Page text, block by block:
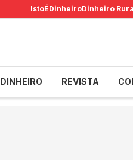
IstoÉDinheiroDinheiro
DINHEIRO REVISTA